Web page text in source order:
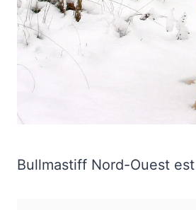
Bullmastiff Nord-Ouest